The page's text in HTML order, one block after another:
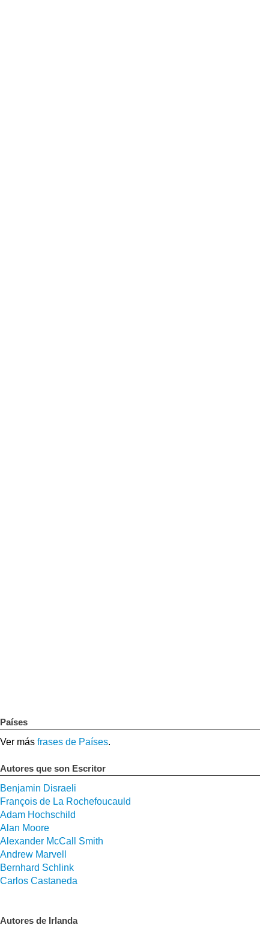
Países
Ver más frases de Países.
Autores que son Escritor
Benjamin Disraeli
François de La Rochefoucauld
Adam Hochschild
Alan Moore
Alexander McCall Smith
Andrew Marvell
Bernhard Schlink
Carlos Castaneda
Autores de Irlanda